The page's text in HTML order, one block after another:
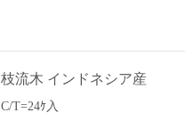
枝流木 インドネシア産
C/T=24ｹ入